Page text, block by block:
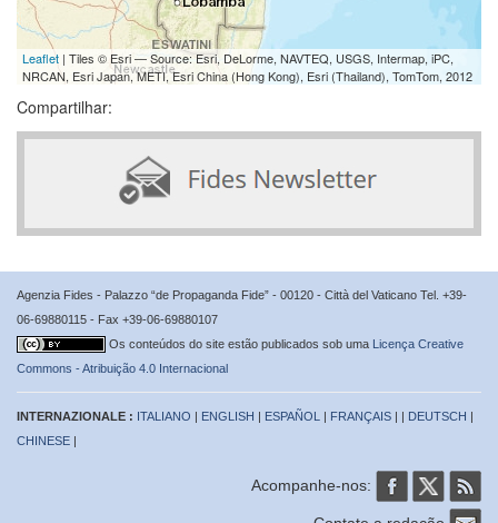
Leaflet | Tiles © Esri — Source: Esri, DeLorme, NAVTEQ, USGS, Intermap, iPC,
NRCAN, Esri Japan, METI, Esri China (Hong Kong), Esri (Thailand), TomTom, 2012
Compartilhar:
Agenzia Fides - Palazzo “de Propaganda Fide” - 00120 - Città del Vaticano Tel. +39-
06-69880115 - Fax +39-06-69880107
Os conteúdos do site estão publicados sob uma Licença Creative
Commons - Atribuição 4.0 Internacional
INTERNAZIONALE : ITALIANO | ENGLISH | ESPAÑOL | FRANÇAIS | | DEUTSCH |
CHINESE |
Acompanhe-nos: